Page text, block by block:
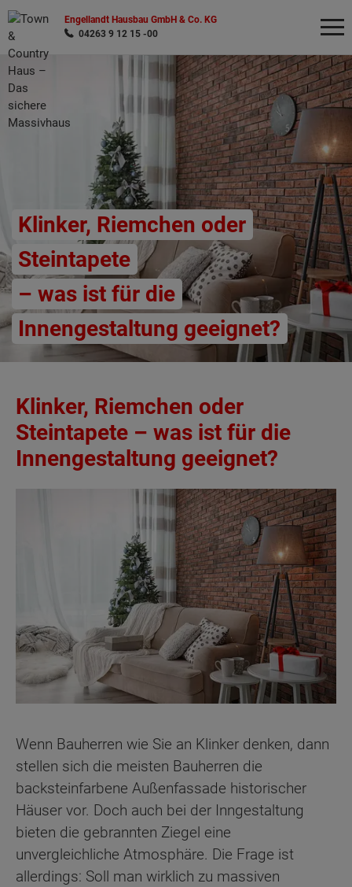
Engellandt Hausbau GmbH & Co. KG
04263 9 12 15 -00
Klinker, Riemchen oder
Steintapete
– was ist für die
Innengestaltung geeignet?
Klinker, Riemchen oder
Steintapete – was ist für die
Innengestaltung geeignet?
Wenn Bauherren wie Sie an Klinker denken, dann
stellen sich die meisten Bauherren die
backsteinfarbene Außenfassade historischer
Häuser vor. Doch auch bei der Inngestaltung
bieten die gebrannten Ziegel eine
unvergleichliche Atmosphäre. Die Frage ist
allerdings: Soll man wirklich zu massiven
Wonach möchten Sie suchen?